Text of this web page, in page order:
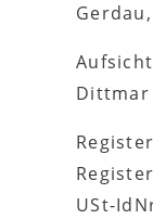
Dittmar
USt-